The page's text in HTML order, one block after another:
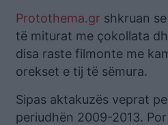
Protothema.gr shkruan
të miturat me çokollata
disa raste filmonte me
orekset e tij të sëmura.
Sipas aktakuzës veprat
periudhën 2009-2013.